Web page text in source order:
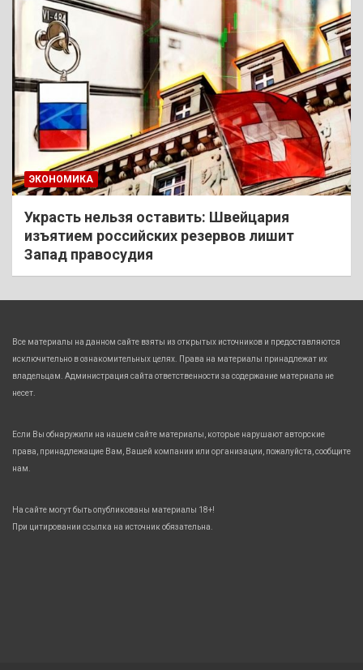
ЭКОНОМИКА
Украсть нельзя оставить: Швейцария
изъятием российских резервов лишит
Запад правосудия
Все материалы на данном сайте взяты из открытых источников и предоставляются
исключительно в ознакомительных целях. Права на материалы принадлежат их
владельцам. Администрация сайта ответственности за содержание материала не
несет.
Если Вы обнаружили на нашем сайте материалы, которые нарушают авторские
права, принадлежащие Вам, Вашей компании или организации, пожалуйста, сообщите
нам.
На сайте могут быть опубликованы материалы 18+!
При цитировании ссылка на источник обязательна.